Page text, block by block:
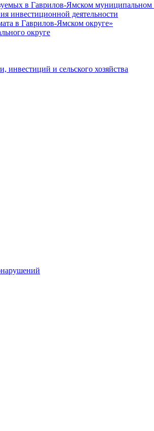
в Гаврилов-Ямском муниципальном
инвестиционной деятельности
в Гаврилов-Ямском округе»
округе
инвестиций и сельского хозяйства